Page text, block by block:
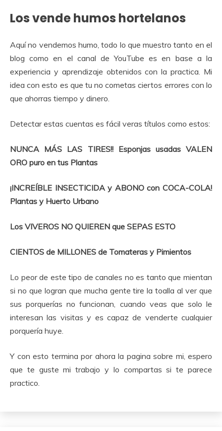
Los vende humos hortelanos
Aquí no vendemos humo, todo lo que muestro tanto en el
blog como en el canal de YouTube es en base a la
experiencia y aprendizaje obtenidos con la practica. Mi
idea con esto es que tu no cometas ciertos errores con lo
que ahorras tiempo y dinero.
Detectar estas cuentas es fácil veras títulos como estos:
NUNCA MÁS LAS TIRES!! Esponjas usadas VALEN
ORO puro en tus Plantas
¡INCREÍBLE INSECTICIDA y ABONO con COCA-COLA!
Plantas y Huerto Urbano
Los VIVEROS NO QUIEREN que SEPAS ESTO
CIENTOS de MILLONES de Tomateras y Pimientos
Lo peor de este tipo de canales no es tanto que mientan
si no que logran que mucha gente tire la toalla al ver que
sus porquerías no funcionan, cuando veas que solo le
interesan las visitas y es capaz de venderte cualquier
porquería huye.
Y con esto termina por ahora la pagina sobre mi, espero
que te guste mi trabajo y lo compartas si te parece
practico.